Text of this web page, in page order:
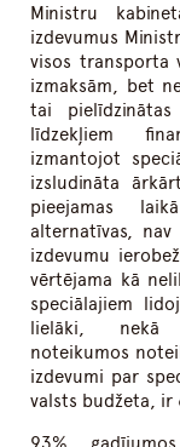
Ministru
izdevumus
visos transporta
izmaksām, bet
tai
līdzekļiem
izmantojot
izsludināta
pieejamas
alternatīvas,
izdevumu
vērtējama kā
speciālajiem
lielāki,
noteikumos
izdevumi par
valsts budžeta, ir